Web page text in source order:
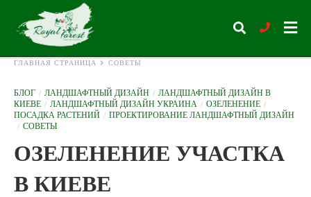
Type
your
and
hit
ГЛАВНАЯ СТРАНИЦА СОВЕТЫ
БЛОГ ЛАНДШАФТНЫЙ ДИЗАЙН
ЛАНДШАФТНЫЙ ДИЗАЙН В
КИЕВЕ
ЛАНДШАФТНЫЙ ДИЗАЙН УКРАИНА
ОЗЕЛЕНЕНИЕ
ПОСАДКА РАСТЕНИЙ
ПРОЕКТИРОВАНИЕ ЛАНДШАФТНЫЙ ДИЗАЙН
СОВЕТЫ
ОЗЕЛЕНЕНИЕ УЧАСТКА
В КИЕВЕ